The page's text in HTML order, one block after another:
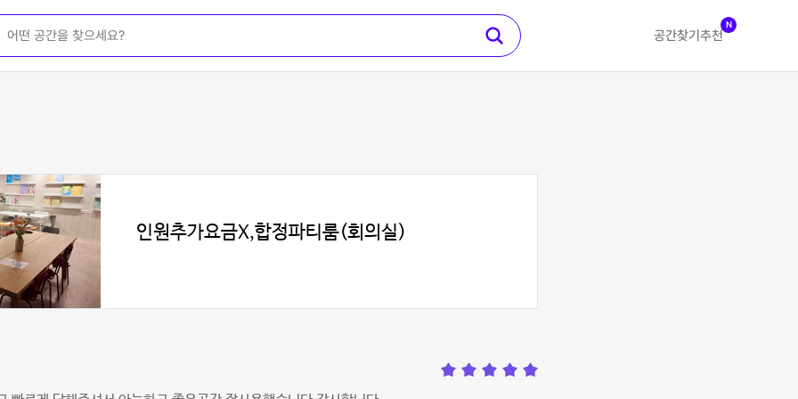
공간찾기 추천
N
인원추가요금X,합정파티룸(회의실)